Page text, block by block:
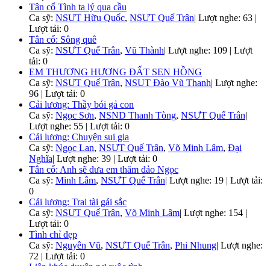
Tân cổ Tình ta lý qua cầu
Ca sỹ: NSƯT Hữu Quốc, NSƯT Quế Trân| Lượt nghe: 63 |
Lượt tải: 0
Tân cổ: Sông quê
Ca sỹ: NSƯT Quế Trân, Vũ Thành| Lượt nghe: 109 | Lượt
tải: 0
EM THƯƠNG HƯƠNG ĐẤT SEN HỒNG
Ca sỹ: NSƯT Quế Trân, NSUT Đào Vũ Thanh| Lượt nghe:
96 | Lượt tải: 0
Cải lương: Thầy bói gả con
Ca sỹ: Ngọc Sơn, NSND Thanh Tòng, NSƯT Quế Trân|
Lượt nghe: 55 | Lượt tải: 0
Cải lương: Chuyện sui gia
Ca sỹ: Ngọc Lan, NSƯT Quế Trân, Võ Minh Lâm, Đại
Nghĩa| Lượt nghe: 39 | Lượt tải: 0
Tân cổ: Anh sẽ đưa em thăm đảo Ngọc
Ca sỹ: Minh Lâm, NSƯT Quế Trân| Lượt nghe: 19 | Lượt tải:
0
Cải lương: Trai tài gái sắc
Ca sỹ: NSƯT Quế Trân, Võ Minh Lâm| Lượt nghe: 154 |
Lượt tải: 0
Tình chỉ đẹp
Ca sỹ: Nguyên Vũ, NSƯT Quế Trân, Phi Nhung| Lượt nghe:
72 | Lượt tải: 0